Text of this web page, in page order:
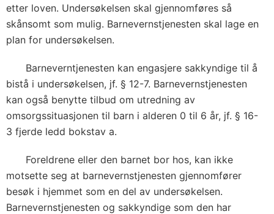
etter loven. Undersøkelsen skal gjennomføres så
skånsomt som mulig. Barnevernstjenesten skal lage en
plan for undersøkelsen.
Barneverntjenesten kan engasjere sakkyndige til å
bistå i undersøkelsen, jf. § 12-7. Barnevernstjenesten
kan også benytte tilbud om utredning av
omsorgssituasjonen til barn i alderen 0 til 6 år, jf. § 16-
3 fjerde ledd bokstav a.
Foreldrene eller den barnet bor hos, kan ikke
motsette seg at barnevernstjenesten gjennomfører
besøk i hjemmet som en del av undersøkelsen.
Barnevernstjenesten og sakkyndige som den har